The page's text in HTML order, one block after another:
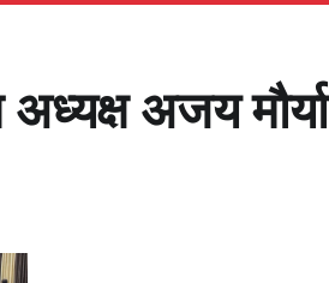
अजय मौर्या